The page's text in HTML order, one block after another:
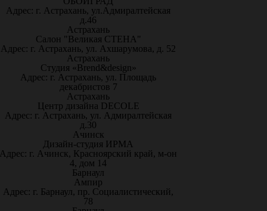
Адрес: г. Астрахань, ул.Адмиралтейская
д.46
Астрахань
Салон "Великая СТЕНА"
Адрес: г. Астрахань, ул. Ахшарумова, д. 52
Астрахань
Студия «Brend&design»
Адрес: г. Астрахань, ул. Площадь
декабристов 7
Астрахань
Центр дизайна DECOLE
Адрес: г. Астрахань, ул. Адмиралтейская
д.30
Ачинск
Дизайн-студия ИРМА
Адрес: г. Ачинск, Красноярский край, м-он
4, дом 14
Барнаул
Ампир
Адрес: г. Барнаул, пр. Социалистический,
78